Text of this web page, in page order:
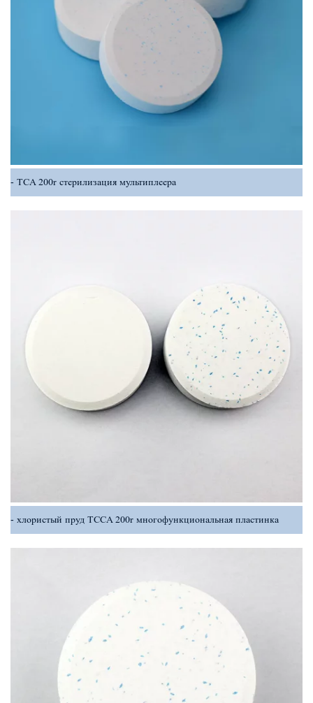
TCA 200r стерилизация мультиплеера
хлористый пруд TCCA 200r многофункциональная пластинка